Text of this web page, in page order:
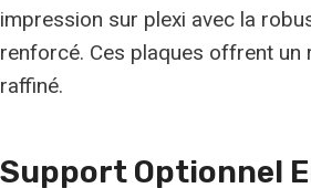
impression sur plexi avec la
renforcé. Ces plaques offrent un
raffiné.
Support Optionnel